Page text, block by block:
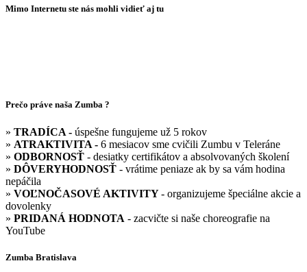
Mimo Internetu ste nás mohli vidieť aj tu
Prečo práve naša Zumba ?
» TRADÍCA - úspešne fungujeme už 5 rokov
» ATRAKTIVITA - 6 mesiacov sme cvičili Zumbu v Teleráne
» ODBORNOSŤ - desiatky certifikátov a absolvovaných školení
» DÔVERYHODNOSŤ - vrátime peniaze ak by sa vám hodina
nepáčila
» VOĽNOČASOVÉ AKTIVITY- organizujeme špeciálne akcie a
dovolenky
» PRIDANÁ HODNOTA - zacvičte si naše choreografie na
YouTube
Zumba Bratislava